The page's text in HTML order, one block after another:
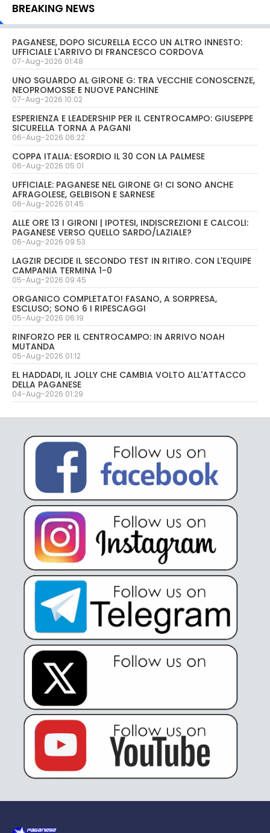
BREAKING NEWS
PAGANESE, DOPO SICURELLA ECCO UN ALTRO INNESTO:
UFFICIALE L'ARRIVO DI FRANCESCO CORDOVA
07-Aug-2026 01:48
UNO SGUARDO AL GIRONE G: TRA VECCHIE CONOSCENZE,
NEOPROMOSSE E NUOVE PANCHINE
07-Aug-2026 10:02
ESPERIENZA E LEADERSHIP PER IL CENTROCAMPO: GIUSEPPE
SICURELLA TORNA A PAGANI
06-Aug-2026 06:22
COPPA ITALIA: ESORDIO IL 30 CON LA PALMESE
06-Aug-2026 05:01
UFFICIALE: PAGANESE NEL GIRONE G! CI SONO ANCHE
AFRAGOLESE, GELBISON E SARNESE
06-Aug-2026 01:45
ALLE ORE 13 I GIRONI | IPOTESI, INDISCREZIONI E CALCOLI:
PAGANESE VERSO QUELLO SARDO/LAZIALE?
06-Aug-2026 09:53
LAGZIR DECIDE IL SECONDO TEST IN RITIRO. CON L'EQUIPE
CAMPANIA TERMINA 1-0
05-Aug-2026 09:45
ORGANICO COMPLETATO! FASANO, A SORPRESA,
ESCLUSO; SONO 6 I RIPESCAGGI
05-Aug-2026 06:19
RINFORZO PER IL CENTROCAMPO: IN ARRIVO NOAH
MUTANDA
05-Aug-2026 01:12
EL HADDADI, IL JOLLY CHE CAMBIA VOLTO ALL'ATTACCO
DELLA PAGANESE
04-Aug-2026 01:29